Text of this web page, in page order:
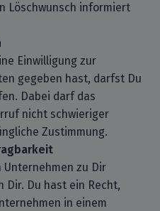
Löschwunsch informiert
Einwilligung zur
gegeben hast, darfst Du
Dabei darf das
nicht schwieriger
Zustimmung.
Unternehmen zu Dir
Du hast ein Recht,
in einem